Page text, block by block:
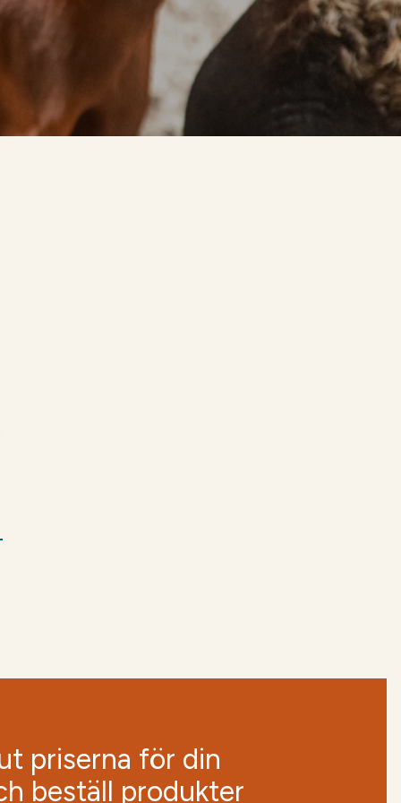
priserna för din
beställ produkter